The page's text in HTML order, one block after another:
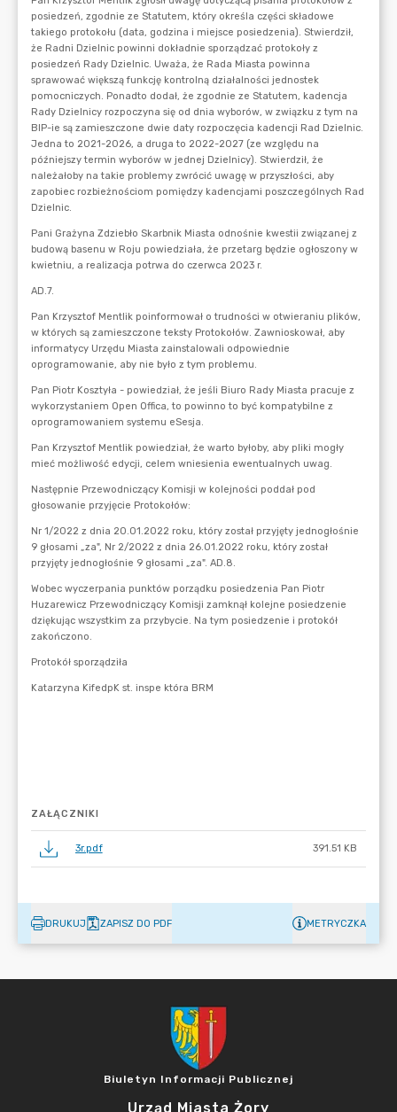
ZAŁĄCZNIKI
3r.pdf 391.51 KB
DRUKUJ ZAPISZ DO PDF METRYCZKA
Biuletyn Informacji Publicznej
Urząd Miasta Żory